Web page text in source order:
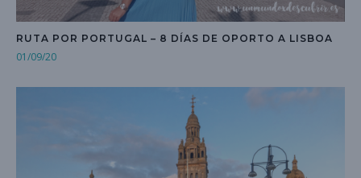
RUTA POR PORTUGAL – 8 DÍAS DE OPORTO A LISBOA
01/09/20